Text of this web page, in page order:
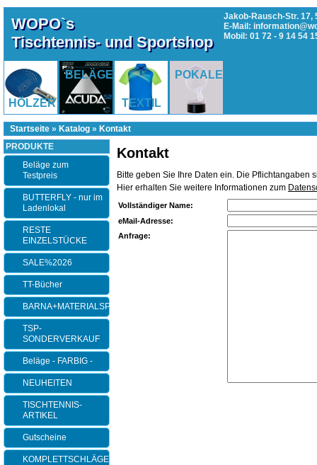
WOPO`s
Tischtennis- und Sportshop
Jakob-Rausch-Str. 17,
E-Mail:
Mobil: 01 72 - 9 14 54
HÖLZER
BELÄGE
TEXTIL
POKALE
Startseite » Katalog » Kontakt
Kontakt
Bitte geben Sie Ihre Daten ein. Die Pflichtangaben
Hier erhalten Sie weitere Informationen zum
Vollständiger Name:
eMail-Adresse:
Anfrage:
PRODUKTE
Beläge zum
Testpreis
BUTTERFLY - nur im
Ladenlokal
RESTE
EINZELSTÜCKE
SALE%2026
TT-Bücher
BARNA+MATERIALSPEZI
TSP-
SONDERVERKAUF
Beläge - FARBIG -
NEUHEITEN
TISCHTENNIS-
ARTIKEL
Gutscheine
KOMPLETTSCHLÄGER-